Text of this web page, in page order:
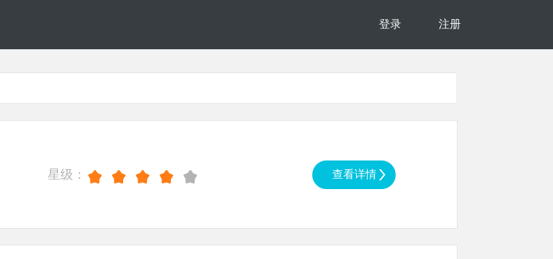
登录 注册
星级：